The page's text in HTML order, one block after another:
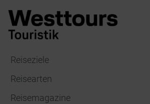
Reiseziele
Reisearten
Reisemagazine